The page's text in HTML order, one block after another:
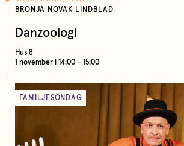
BRONJA NOVAK LINDBLAD
Danzoologi
Hus 8
1 november | 14:00 – 15:00
FAMILJESÖNDAG